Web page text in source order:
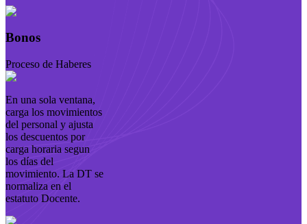
Bonos
Proceso de Haberes
En una sola ventana,
carga los movimientos
del personal y ajusta
los descuentos por
carga horaria segun
los días del
movimiento. La DT se
normaliza en el
estatuto Docente.